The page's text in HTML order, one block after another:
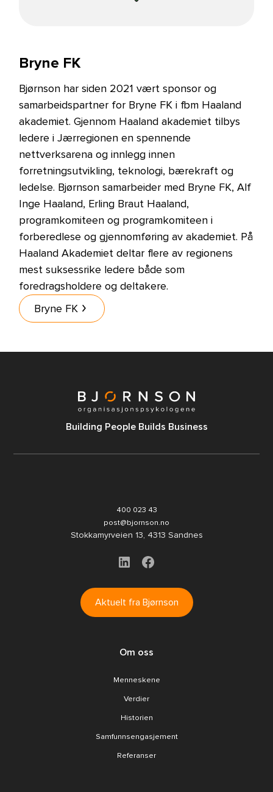
Bryne FK
Bjørnson har siden 2021 vært sponsor og
samarbeidspartner for Bryne FK i fbm Haaland
akademiet. Gjennom Haaland akademiet tilbys
ledere i Jærregionen en spennende
nettverksarena og innlegg innen
forretningsutvikling, teknologi, bærekraft og
ledelse. Bjørnson samarbeider med Bryne FK, Alf
Inge Haaland, Erling Braut Haaland,
programkomiteen og programkomiteen i
forberedlese og gjennomføring av akademiet. På
Haaland Akademiet deltar flere av regionens
mest suksessrike ledere både som
foredragsholdere og deltakere.
Bryne FK
Building People Builds Business
400 023 43
post@bjornson.no
Stokkamyrveien 13, 4313 Sandnes
Aktuelt fra Bjørnson
Om oss
Menneskene
Verdier
Historien
Samfunnsengasjement
Referanser